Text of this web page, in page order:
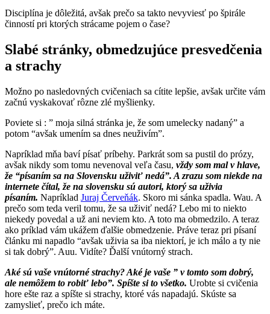
Disciplína je dôležitá, avšak prečo sa takto nevyviesť po špirále
činností pri ktorých strácame pojem o čase?
Slabé stránky, obmedzujúce presvedčenia
a strachy
Možno po nasledovných cvičeniach sa cítite lepšie, avšak určite vám
začnú vyskakovať rôzne zlé myšlienky.
Poviete si : ” moja silná stránka je, že som umelecky nadaný” a
potom “avšak umením sa dnes neuživím”.
Napríklad mňa baví písať príbehy. Parkrát som sa pustil do prózy,
avšak nikdy som tomu nevenoval veľa času, vždy som mal v hlave,
že “písaním sa na Slovensku uživiť nedá”. A zrazu som niekde na
internete čítal, že na slovensku sú autori, ktorý sa uživia
písaním. Napríklad Juraj Červeňák. Skoro mi sánka spadla. Wau. A
prečo som teda veril tomu, že sa uživiť nedá? Lebo mi to niekto
niekedy povedal a už ani neviem kto. A toto ma obmedzilo. A teraz
ako príklad vám ukážem ďalšie obmedzenie. Práve teraz pri písaní
článku mi napadlo “avšak uživia sa iba niektorí, je ich málo a ty nie
si tak dobrý”. Auu. Vidíte? Ďalší vnútorný strach.
Aké sú vaše vnútorné strachy? Aké je vaše ” v tomto som dobrý,
ale nemôžem to robiť lebo”. Spíšte si to všetko. Urobte si cvičenia
hore ešte raz a spíšte si strachy, ktoré vás napadajú. Skúste sa
zamyslieť, prečo ich máte.